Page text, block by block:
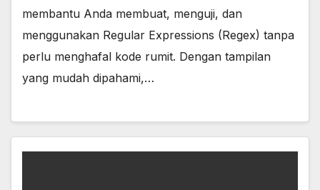
membantu Anda membuat, menguji, dan
menggunakan Regular Expressions (Regex) tanpa
perlu menghafal kode rumit. Dengan tampilan
yang mudah dipahami,…